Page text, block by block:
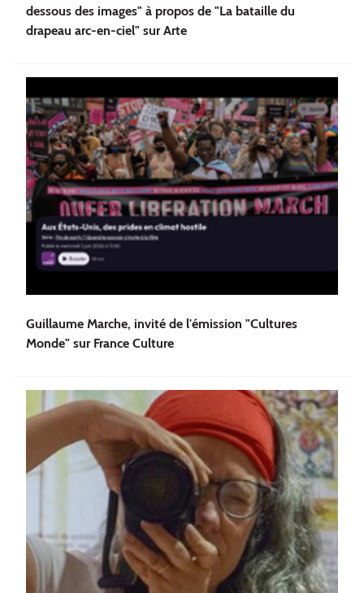
dessous des images" à propos de "La bataille du
drapeau arc-en-ciel" sur Arte
Guillaume Marche, invité de l'émission "Cultures
Monde" sur France Culture